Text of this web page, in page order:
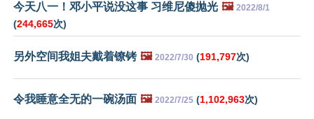
今天八一！邓小平说没这事 习维尼傻抛光 🖼️ 2022/8/1
(244,665次)
另外空间我姐夫戴着镣铐 🖼️ 2022/7/30 (191,797次)
令我睡意全无的一碗汤面 🖼️ 2022/7/25 (1,102,963次)